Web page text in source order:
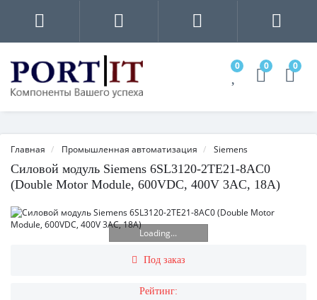
0 0 0
Главная Промышленная автоматизация Siemens
Силовой модуль Siemens 6SL3120-2TE21-8AC0
(Double Motor Module, 600VDC, 400V 3AC, 18A)
Loading...
Под заказ
Рейтинг: